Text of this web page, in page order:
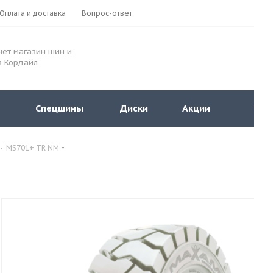
Оплата и доставка Вопрос-ответ
магазин шин и
Кордайл
Спецшины Диски Акции
- MS701+ TR NM